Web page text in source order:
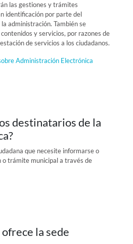
las gestiones y trámites
identificación por parte del
administración. También se
y servicios, por razones de
de servicios a los ciudadanos.
Administración Electrónica
destinatarios de la
que necesite informarse o
o trámite municipal a través de
la sede